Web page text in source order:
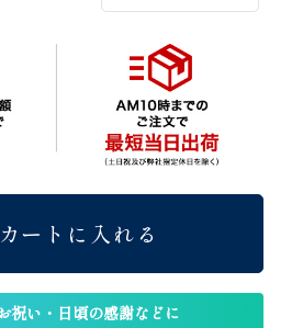
カートに入れる